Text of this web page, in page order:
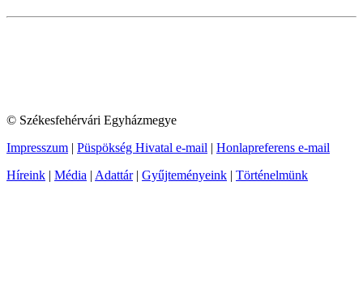
© Székesfehérvári Egyházmegye
Impresszum | Püspökség Hivatal e-mail | Honlapreferens e-mail
Híreink | Média | Adattár| Gyűjteményeink | Történelmünk